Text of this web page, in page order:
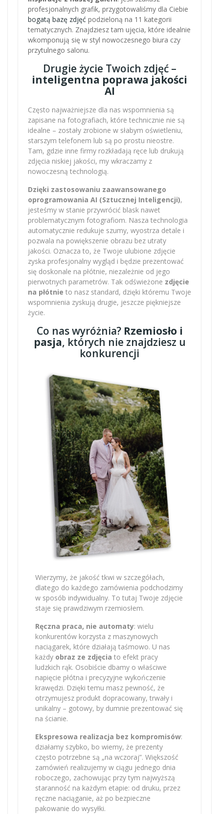
profesjonalnych grafik, przygotowaliśmy dla Ciebie
bogatą bazę zdjęć podzieloną na 11 kategorii
tematycznych. Znajdziesz tam ujęcia, które idealnie
wkomponują się w styl nowoczesnego biura czy
przytulnego salonu.
Drugie życie Twoich zdjęć –
inteligentna poprawa jakości
AI
Często najważniejsze dla nas wspomnienia są
zapisane na fotografiach, które technicznie nie są
idealne – zostały zrobione w słabym oświetleniu,
starszym telefonem lub są po prostu nieostre.
Tam, gdzie inne firmy rozkładają ręce lub drukują
zdjęcia niskiej jakości, my wkraczamy z
nowoczesną technologią.
Dzięki zastosowaniu zaawansowanego
oprogramowania AI (Sztucznej Inteligencji),
jesteśmy w stanie przywrócić blask nawet
problematycznym fotografiom. Nasza technologia
automatycznie redukuje szumy, wyostrza detale i
pozwala na powiększenie obrazu bez utraty
jakości. Oznacza to, że Twoje ulubione zdjęcie
zyska profesjonalny wygląd i będzie prezentować
się doskonale na płótnie, niezależnie od jego
pierwotnych parametrów. Tak odświeżone zdjęcie
na płótnie to nasz standard, dzięki któremu Twoje
wspomnienia zyskują drugie, jeszcze piękniejsze
życie.
Co nas wyróżnia? Rzemiosło i
pasja, których nie znajdziesz u
konkurencji
Wierzymy, że jakość tkwi w szczegółach,
dlatego do każdego zamówienia podchodzimy
w sposób indywidualny. To tutaj Twoje zdjęcie
staje się prawdziwym rzemiosłem.
Ręczna praca, nie automaty: wielu
konkurentów korzysta z maszynowych
naciągarek, które działają taśmowo. U nas
każdy obraz ze zdjęcia to efekt pracy
ludzkich rąk. Osobiście dbamy o właściwe
napięcie płótna i precyzyjne wykończenie
krawędzi. Dzięki temu masz pewność, że
otrzymujesz produkt dopracowany, trwały i
unikalny – gotowy, by dumnie prezentować się
na ścianie.
Ekspresowa realizacja bez kompromisów:
działamy szybko, bo wiemy, że prezenty
często potrzebne są „na wczoraj”. Większość
zamówień realizujemy w ciągu jednego dnia
roboczego, zachowując przy tym najwyższą
staranność na każdym etapie: od druku, przez
ręczne naciąganie, aż po bezpieczne
pakowanie do wysyłki.